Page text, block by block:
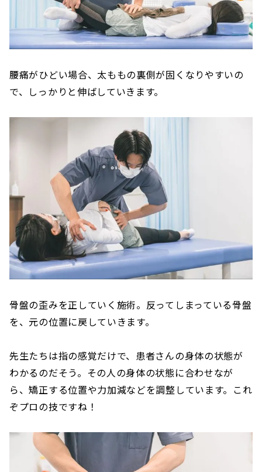
腰痛がひどい場合、太ももの裏側が固くなりやすいの
で、しっかりと伸ばしていきます。
骨盤の歪みを正していく施術。反ってしまっている骨盤
を、元の位置に戻していきます。
先生たちは指の感覚だけで、患者さんの身体の状態が
わかるのだそう。その人の身体の状態に合わせなが
ら、矯正する位置や力加減などを調整しています。これ
ぞプロの技ですね！